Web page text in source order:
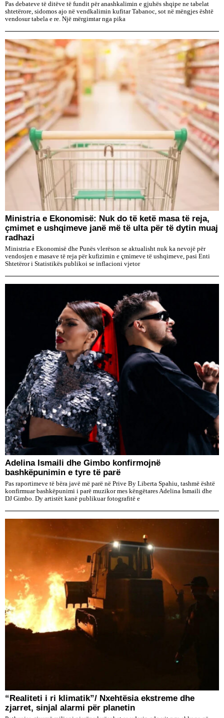
Pas debateve të ditëve të fundit për anashkalimin e gjuhës shqipe ne tabelat
shtetërore, sidomos ajo në vendkalimin kufitar Tabanoc, sot në mëngjes është
vendosur tabela e re. Një mërgimtar nga pika
Ministria e Ekonomisë: Nuk do të ketë masa të reja,
çmimet e ushqimeve janë më të ulta për të dytin muaj
radhazi
Ministria e Ekonomisë dhe Punës vlerëson se aktualisht nuk ka nevojë për
vendosjen e masave të reja për kufizimin e çmimeve të ushqimeve, pasi Enti
Shtetëror i Statistikës publikoi se inflacioni vjetor
Adelina Ismaili dhe Gimbo konfirmojnë
bashkëpunimin e tyre të parë
Pas raportimeve të bëra javë më parë në Prive By Liberta Spahiu, tashmë është
konfirmuar bashkëpunimi i parë muzikor mes këngëtares Adelina Ismaili dhe
DJ Gimbo. Dy artistët kanë publikuar fotografitë e
“Realiteti i ri klimatik”/ Nxehtësia ekstreme dhe
zjarret, sinjal alarmi për planetin